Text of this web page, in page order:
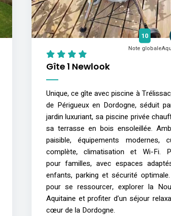
Gîte 1 Newlook
10
Note globale
Unique, ce gîte avec piscine à
de Périgueux en Dordogne, séduit
jardin luxuriant, sa piscine privée
sa terrasse en bois ensoleillée.
paisible, équipements modernes,
complète, climatisation et Wi-Fi.
pour familles, avec espaces
enfants, parking et sécurité
pour se ressourcer, explorer la
Aquitaine et profiter d’un séjour
cœur de la Dordogne.